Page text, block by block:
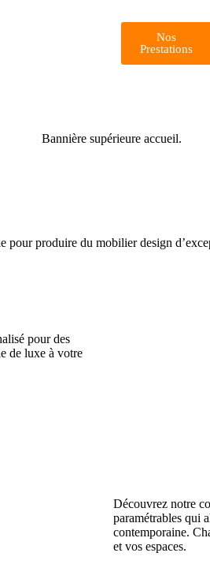
Nos
Prestations
produire du mobilier design
pour des
de luxe à votre
Découvrez notre
paramétrables qui
contemporaine.
et vos espaces.